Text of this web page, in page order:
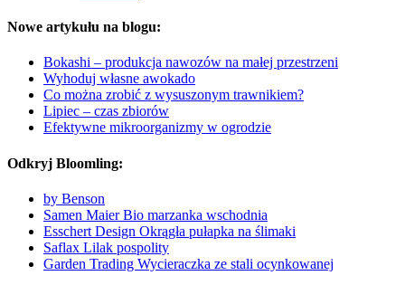
Nowe artykułu na blogu:
Bokashi – produkcja nawozów na małej przestrzeni
Wyhoduj własne awokado
Co można zrobić z wysuszonym trawnikiem?
Lipiec – czas zbiorów
Efektywne mikroorganizmy w ogrodzie
Odkryj Bloomling:
by Benson
Samen Maier Bio marzanka wschodnia
Esschert Design Okrągła pułapka na ślimaki
Saflax Lilak pospolity
Garden Trading Wycieraczka ze stali ocynkowanej